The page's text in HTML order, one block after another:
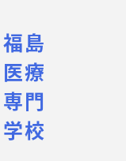
福島
医療
専門
学校